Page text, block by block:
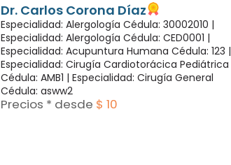
Dr. Carlos Corona Díaz
Especialidad: Alergología Cédula: 30002010 |
Especialidad: Alergología Cédula: CED0001 |
Especialidad: Acupuntura Humana Cédula: 123 |
Especialidad: Cirugía Cardiotorácica Pediátrica
Cédula: AMB1 | Especialidad: Cirugía General
Cédula: asww2
Precios * desde $ 10